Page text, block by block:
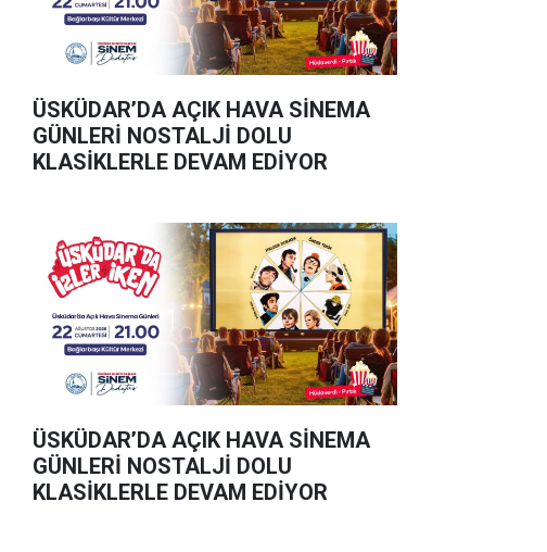
ÜSKÜDAR’DA AÇIK HAVA SİNEMA
GÜNLERİ NOSTALJİ DOLU
KLASİKLERLE DEVAM EDİYOR
ÜSKÜDAR’DA AÇIK HAVA SİNEMA
GÜNLERİ NOSTALJİ DOLU
KLASİKLERLE DEVAM EDİYOR